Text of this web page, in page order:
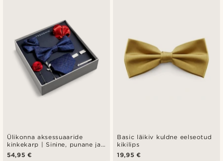
Ülikonna aksessuaaride
kinkekarp | Sinine, punane ja
hõbedatooni komplekt
54,95 €
Basic läikiv kuldne eelseotud
kikilips
19,95 €